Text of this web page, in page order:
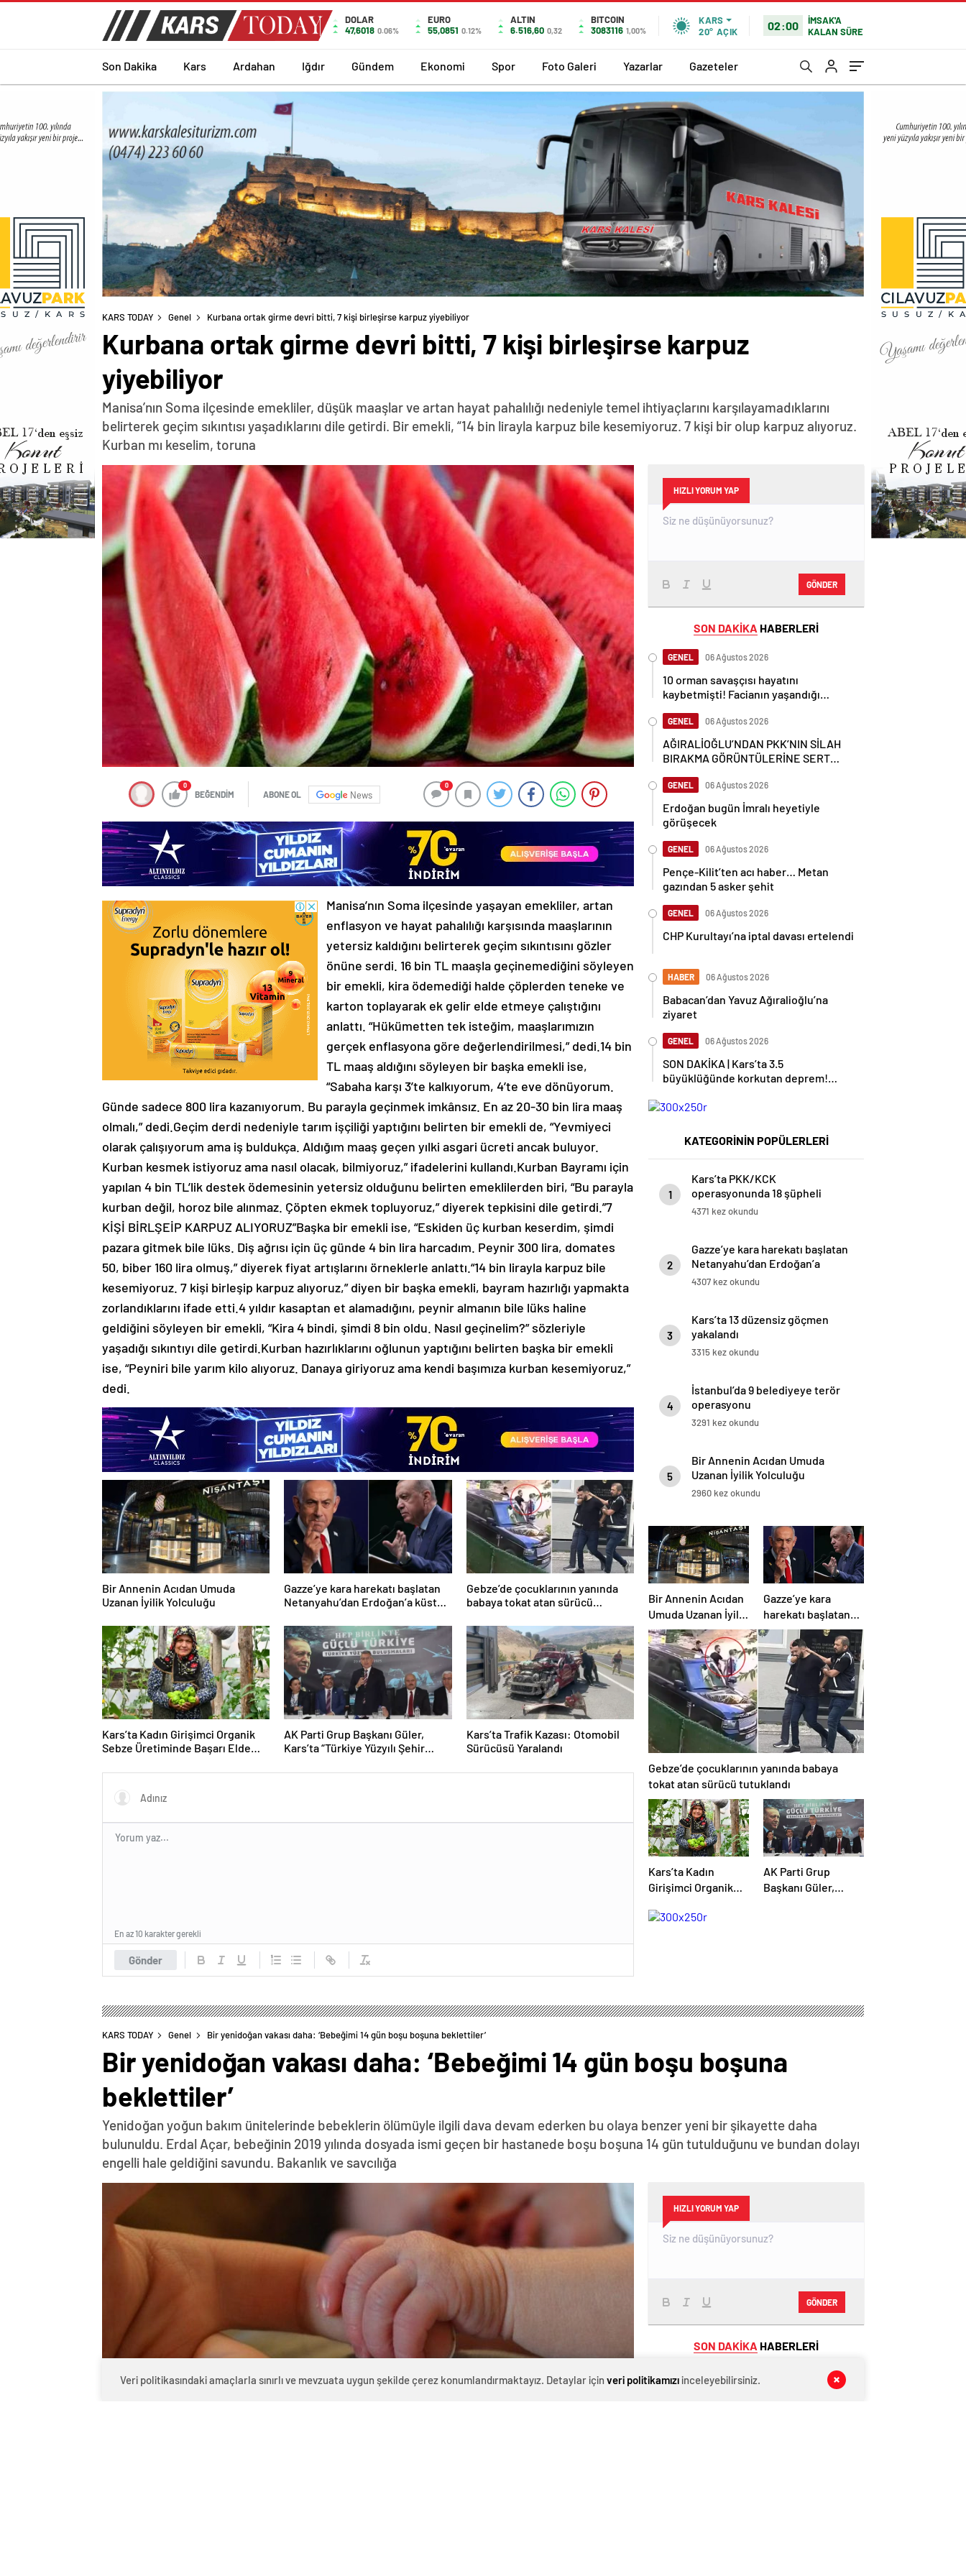
DOLAR
47,6018 0.06%
EURO
55,0851 0.12%
ALTIN
6.516,60 0,32
BITCOIN
3083116 1,00%
KARS
20° AÇIK 02:00
İMSAK'A
KALAN SÜRE
Son Dakika Kars Ardahan Iğdır Gündem Ekonomi Spor Foto Galeri Yazarlar Gazeteler
KARS TODAY Genel Kurbana ortak girme devri bitti, 7 kişi birleşirse karpuz yiyebiliyor
Kurbana ortak girme devri bitti, 7 kişi birleşirse karpuz
yiyebiliyor
Manisa’nın Soma ilçesinde emekliler, düşük maaşlar ve artan hayat pahalılığı nedeniyle temel ihtiyaçlarını karşılayamadıklarını
belirterek geçim sıkıntısı yaşadıklarını dile getirdi. Bir emekli, “14 bin lirayla karpuz bile kesemiyoruz. 7 kişi bir olup karpuz alıyoruz.
Kurban mı keselim, toruna
0
BEĞENDİM ABONE OL News
0
Manisa’nın Soma ilçesinde yaşayan emekliler, artan
enflasyon ve hayat pahalılığı karşısında maaşlarının
yetersiz kaldığını belirterek geçim sıkıntısını gözler
önüne serdi. 16 bin TL maaşla geçinemediğini söyleyen
bir emekli, kira ödemediği halde çöplerden teneke ve
karton toplayarak ek gelir elde etmeye çalıştığını
anlattı. “Hükümetten tek isteğim, maaşlarımızın
gerçek enflasyona göre değerlendirilmesi,” dedi.14 bin
TL maaş aldığını söyleyen bir başka emekli ise,
“Sabaha karşı 3’te kalkıyorum, 4’te eve dönüyorum.
Günde sadece 800 lira kazanıyorum. Bu parayla geçinmek imkânsız. En az 20-30 bin lira maaş
olmalı,” dedi.Geçim derdi nedeniyle tarım işçiliği yaptığını belirten bir emekli de, “Yevmiyeci
olarak çalışıyorum ama iş buldukça. Aldığım maaş geçen yılki asgari ücreti ancak buluyor.
Kurban kesmek istiyoruz ama nasıl olacak, bilmiyoruz,” ifadelerini kullandı.Kurban Bayramı için
yapılan 4 bin TL’lik destek ödemesinin yetersiz olduğunu belirten emeklilerden biri, “Bu parayla
kurban değil, horoz bile alınmaz. Çöpten ekmek topluyoruz,” diyerek tepkisini dile getirdi.”7
KİŞİ BİRLŞEİP KARPUZ ALIYORUZ”Başka bir emekli ise, “Eskiden üç kurban keserdim, şimdi
pazara gitmek bile lüks. Diş ağrısı için üç günde 4 bin lira harcadım. Peynir 300 lira, domates
50, biber 160 lira olmuş,” diyerek fiyat artışlarını örneklerle anlattı.“14 bin lirayla karpuz bile
kesemiyoruz. 7 kişi birleşip karpuz alıyoruz,” diyen bir başka emekli, bayram hazırlığı yapmakta
zorlandıklarını ifade etti.4 yıldır kasaptan et alamadığını, peynir almanın bile lüks haline
geldiğini söyleyen bir emekli, “Kira 4 bindi, şimdi 8 bin oldu. Nasıl geçinelim?” sözleriyle
yaşadığı sıkıntıyı dile getirdi.Kurban hazırlıklarını oğlunun yaptığını belirten başka bir emekli
ise, “Peyniri bile yarım kilo alıyoruz. Danaya giriyoruz ama kendi başımıza kurban kesemiyoruz,”
dedi.
Bir Annenin Acıdan Umuda
Uzanan İyilik Yolculuğu
Gazze’ye kara harekatı başlatan
Netanyahu’dan Erdoğan’a küstah
Gebze’de çocuklarının yanında
babaya tokat atan sürücü
Kars’ta Kadın Girişimci Organik
Sebze Üretiminde Başarı Elde
AK Parti Grup Başkanı Güler,
Kars’ta “Türkiye Yüzyılı Şehir
Açıklaması
Kars’ta Trafik Kazası: Otomobil
Sürücüsü Yaralandı
Gönder
En az 10 karakter gerekli
HIZLI YORUM YAP
GÖNDER
SON DAKİKA HABERLERİ
GENEL 06 Ağustos 2026
10 orman savaşçısı hayatını
kaybetmişti! Facianın yaşandığı
GENEL 06 Ağustos 2026
AĞIRALİOĞLU’NDAN PKK’NIN SİLAH
BIRAKMA GÖRÜNTÜLERİNE SERT
GENEL 06 Ağustos 2026
Erdoğan bugün İmralı heyetiyle
görüşecek
GENEL 06 Ağustos 2026
Pençe-Kilit’ten acı haber… Metan
gazından 5 asker şehit
GENEL 06 Ağustos 2026
CHP Kurultayı’na iptal davası ertelendi
HABER 06 Ağustos 2026
Babacan’dan Yavuz Ağıralioğlu’na
ziyaret
GENEL 06 Ağustos 2026
SON DAKİKA | Kars’ta 3.5
büyüklüğünde korkutan deprem!
KATEGORİNİN POPÜLERLERİ
1
Kars’ta PKK/KCK
operasyonunda 18 şüpheli
yakalandı
4371 kez okundu
2
Gazze’ye kara harekatı başlatan
Netanyahu’dan Erdoğan’a
küstah sözler
4307 kez okundu
3
Kars’ta 13 düzensiz göçmen
yakalandı
3315 kez okundu
4
İstanbul’da 9 belediyeye terör
operasyonu
3291 kez okundu
5
Bir Annenin Acıdan Umuda
Uzanan İyilik Yolculuğu
2960 kez okundu
Bir Annenin Acıdan
Umuda Uzanan İyilik
Yolculuğu
Gazze’ye kara
harekatı başlatan
Netanyahu’dan
Erdoğan’a küstah
sözler
Gebze’de çocuklarının yanında babaya
tokat atan sürücü tutuklandı
Kars’ta Kadın
Girişimci Organik
Başarı Elde Etti
AK Parti Grup
Başkanı Güler,
KARS TODAY Genel Bir yenidoğan vakası daha: ‘Bebeğimi 14 gün boşu boşuna beklettiler’
Bir yenidoğan vakası daha: ‘Bebeğimi 14 gün boşu boşuna
beklettiler’
Yenidoğan yoğun bakım ünitelerinde bebeklerin ölümüyle ilgili dava devam ederken bu olaya benzer yeni bir şikayette daha
bulunuldu. Erdal Açar, bebeğinin 2019 yılında dosyada ismi geçen bir hastanede boşu boşuna 14 gün tutulduğunu ve bundan dolayı
engelli hale geldiğini savundu. Bakanlık ve savcılığa
HIZLI YORUM YAP
GÖNDER
SON DAKİKA HABERLERİ
GENEL 06 Ağustos 2026
Veri politikasındaki amaçlarla sınırlı ve mevzuata uygun şekilde çerez konumlandırmaktayız. Detaylar için veri politikamızıinceleyebilirsiniz.